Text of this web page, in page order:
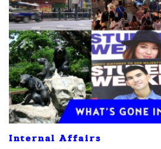
Internal Affairs